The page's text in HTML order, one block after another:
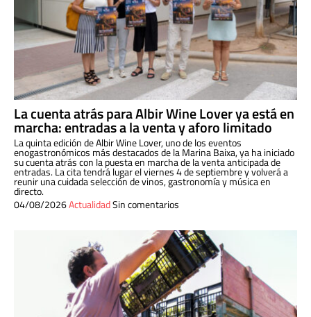
La cuenta atrás para Albir Wine Lover ya está en
marcha: entradas a la venta y aforo limitado
La quinta edición de Albir Wine Lover, uno de los eventos
enogastronómicos más destacados de la Marina Baixa, ya ha iniciado
su cuenta atrás con la puesta en marcha de la venta anticipada de
entradas. La cita tendrá lugar el viernes 4 de septiembre y volverá a
reunir una cuidada selección de vinos, gastronomía y música en
directo.
04/08/2026ActualidadSin comentarios